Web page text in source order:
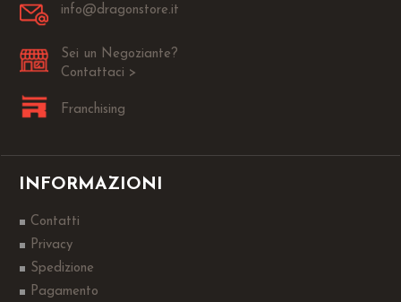
info@dragonstore.it
Sei un Negoziante?
Contattaci >
Franchising
INFORMAZIONI
Contatti
Privacy
Spedizione
Pagamento